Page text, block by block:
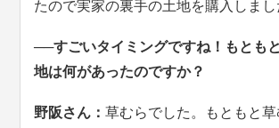
たので実家の裏手の土地を購入しまし
──すごいタイミングですね！もとも
地は何があったのですか？
野阪さん：草むらでした。もともと